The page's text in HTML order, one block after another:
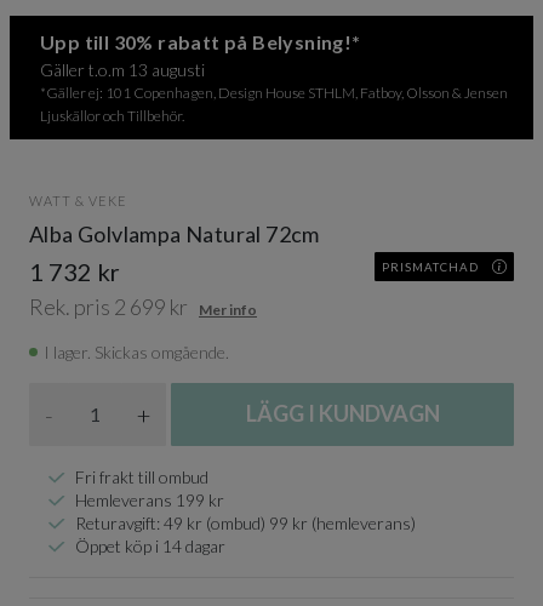
Upp till 30% rabatt på Belysning!*
Gäller t.o.m 13 augusti
*Gäller ej: 101 Copenhagen, Design House STHLM, Fatboy, Olsson & Jensen
Ljuskällor och Tillbehör.
WATT & VEKE
Alba Golvlampa Natural 72cm
1 732 kr PRISMATCHAD
Rek. pris 2 699 kr Mer info
I lager. Skickas omgående.
- + LÄGG I KUNDVAGN
Fri frakt till ombud
Hemleverans 199 kr
Returavgift: 49 kr (ombud) 99 kr (hemleverans)
Öppet köp i 14 dagar